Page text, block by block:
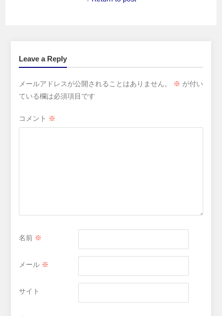
Leave a Reply
メールアドレスが公開されることはありません。 ※ が付い
ている欄は必須項目です
コメント ※
名前 ※
メール ※
サイト